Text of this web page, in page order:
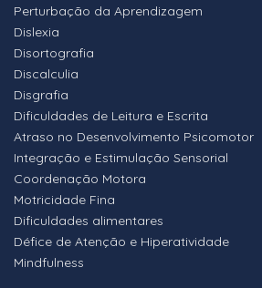
Perturbação da Aprendizagem
Dislexia
Disortografia
Discalculia
Disgrafia
Dificuldades de Leitura e Escrita
Atraso no Desenvolvimento Psicomotor
Integração e Estimulação Sensorial
Coordenação Motora
Motricidade Fina
Dificuldades alimentares
Défice de Atenção e Hiperatividade
Mindfulness